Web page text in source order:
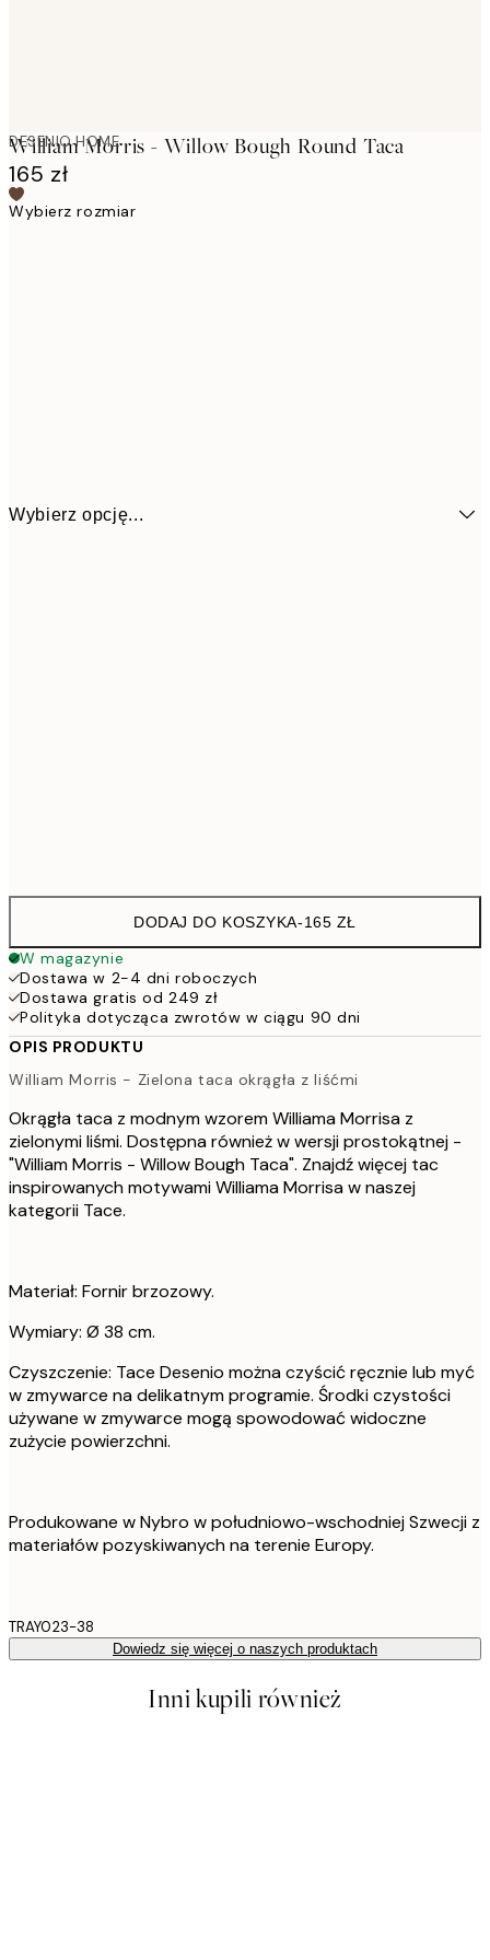
DESENIO HOME
William Morris - Willow Bough Round Taca
165 zł
Wybierz rozmiar
Wybierz opcję...
DODAJ DO KOSZYKA-165 ZŁ
W magazynie
Dostawa w 2-4 dni roboczych
Dostawa gratis od 249 zł
Polityka dotycząca zwrotów w ciągu 90 dni
OPIS PRODUKTU
William Morris - Zielona taca okrągła z liśćmi
Okrągła taca z modnym wzorem Williama Morrisa z
zielonymi liśmi. Dostępna również w wersji prostokątnej -
"William Morris - Willow Bough Taca". Znajdź więcej tac
inspirowanych motywami Williama Morrisa w naszej
kategorii Tace.
Materiał: Fornir brzozowy.
Wymiary: Ø 38 cm.
Czyszczenie: Tace Desenio można czyścić ręcznie lub myć
w zmywarce na delikatnym programie. Środki czystości
używane w zmywarce mogą spowodować widoczne
zużycie powierzchni.
Produkowane w Nybro w południowo-wschodniej Szwecji z
materiałów pozyskiwanych na terenie Europy.
TRAY023-38
Dowiedz się więcej o naszych produktach
Inni kupili również